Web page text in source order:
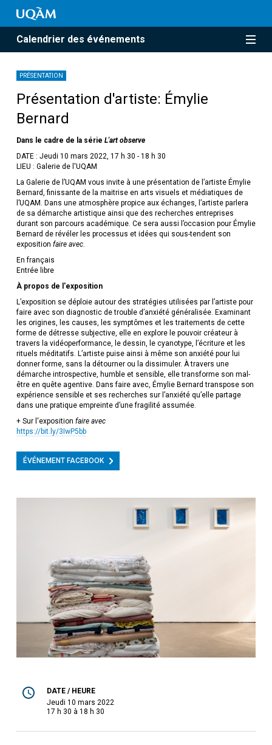
Calendrier des événements
PRÉSENTATION
Présentation d'artiste: Émylie
Bernard
Dans le cadre de la série L'art observe
DATE : Jeudi 10 mars 2022, 17 h 30 - 18 h 30
LIEU : Galerie de l'UQAM
La Galerie de l’UQAM vous invite à une présentation de l’artiste Émylie
Bernard, finissante de la maitrise en arts visuels et médiatiques de
l’UQAM. Dans une atmosphère propice aux échanges, l’artiste parlera
de sa démarche artistique ainsi que des recherches entreprises
durant son parcours académique. Ce sera aussi l’occasion pour Émylie
Bernard de révéler les processus et idées qui sous-tendent son
exposition faire avec.
En français
Entrée libre
À propos de l'exposition
L’exposition se déploie autour des stratégies utilisées par l’artiste pour
faire avec son diagnostic de trouble d’anxiété généralisée. Examinant
les origines, les causes, les symptômes et les traitements de cette
forme de détresse subjective, elle en explore le pouvoir créateur à
travers la vidéoperformance, le dessin, le cyanotype, l’écriture et les
rituels méditatifs. L’artiste puise ainsi à même son anxiété pour lui
donner forme, sans la détourner ou la dissimuler. À travers une
démarche introspective, humble et sensible, elle transforme son mal-
être en quête agentive. Dans faire avec, Émylie Bernard transpose son
expérience sensible et ses recherches sur l’anxiété qu’elle partage
dans une pratique empreinte d’une fragilité assumée.
+ Sur l'exposition faire avec
https://bit.ly/3IwP5bb
ÉVÉNEMENT FACEBOOK
DATE / HEURE
jeudi 10 mars 2022
17 h 30 à 18 h 30